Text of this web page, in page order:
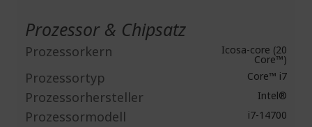
Prozessor & Chipsatz
Prozessorkern Icosa-core (20
Core™)
Prozessortyp Core™ i7
Prozessorhersteller Intel®
Prozessormodell i7-14700